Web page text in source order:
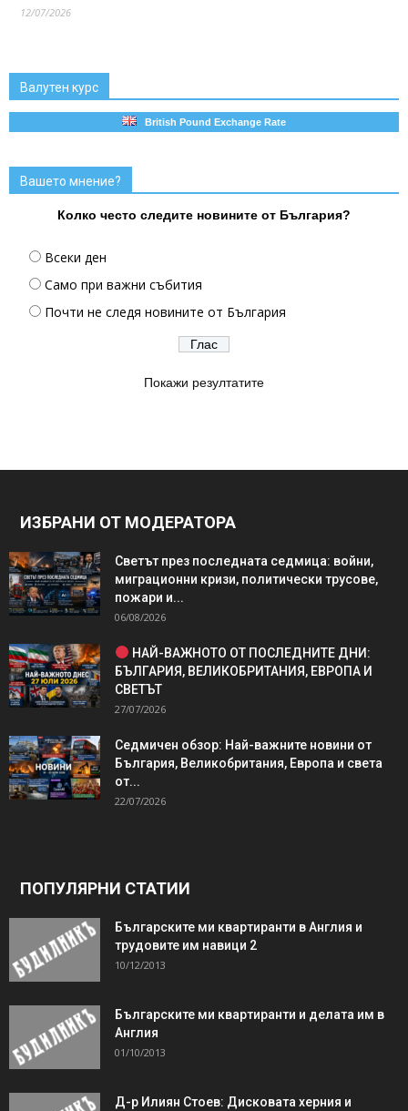
12/07/2026
Валутен курс
British Pound Exchange Rate
Вашето мнение?
Колко често следите новините от България?
Всеки ден
Само при важни събития
Почти не следя новините от България
Покажи резултатите
ИЗБРАНИ ОТ МОДЕРАТОРА
Светът през последната седмица: войни,
миграционни кризи, политически трусове,
пожари и...
06/08/2026
НАЙ-ВАЖНОТО ОТ ПОСЛЕДНИТЕ ДНИ:
БЪЛГАРИЯ, ВЕЛИКОБРИТАНИЯ, ЕВРОПА И
СВЕТЪТ
27/07/2026
Седмичен обзор: Най-важните новини от
България, Великобритания, Европа и света
от...
22/07/2026
ПОПУЛЯРНИ СТАТИИ
Българските ми квартиранти в Англия и
трудовите им навици 2
10/12/2013
Българските ми квартиранти и делата им в
Англия
01/10/2013
Д-р Илиян Стоев: Дисковата херния и